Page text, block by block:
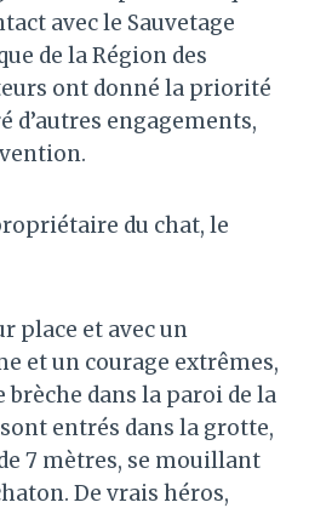
avec le Sauvetage
de la Région des
ont donné la priorité
d’autres engagements,
du chat, le
place et avec un
et un courage extrêmes,
dans la paroi de la
entrés dans la grotte,
7 mètres, se mouillant
De vrais héros,